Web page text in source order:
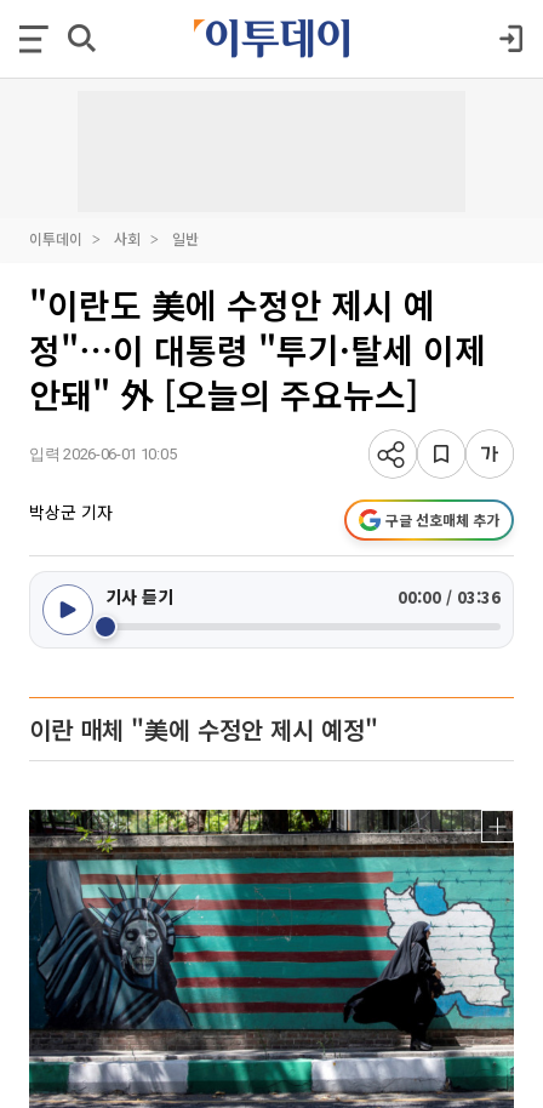
이투데이 사회 일반
"이란도 美에 수정안 제시 예
정"⋯이 대통령 "투기·탈세 이제
안돼" 外 [오늘의 주요뉴스]
입력 2026-06-01 10:05
박상군 기자 구글 선호매체 추가
기사 듣기 00:00 / 03:36
이란 매체 "美에 수정안 제시 예정"